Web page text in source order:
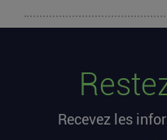
digitalise
voyageurs
Les formalités de
zones les moins
Recevez les